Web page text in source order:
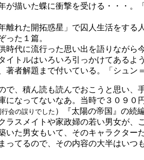
が描いた蝶に衝撃を受ける・・・
離れた開拓惑星」で囚人生活をす
った１篇。
時代に流行った思い出を語りなが
トルはいろいろ引っかけてあるよう
者解題まで付いている。「シュン
、積ん読も読んでおこうと思い、
になってないなあ。当時で３０９０
行会の誤りでした ）『太陽の帝国』の続
ラスメイトや家政婦の若い男女が
いた男女もいて、そのキャラクタ
ってるので、その内容の大半はい